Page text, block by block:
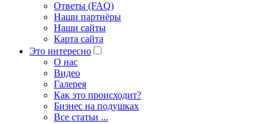
Ответы (FAQ)
Наши партнёры
Наши сайты
Карта сайта
Это интересно
O нас
Видео
Галерея
Как это происходит?
Бизнес на подушках
Все статьи ...